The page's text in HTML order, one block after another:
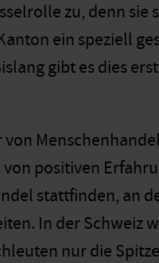
zu, denn sie
ein speziell
gibt es dies
positiven
stattfinden, an
In der Schweiz
nur die